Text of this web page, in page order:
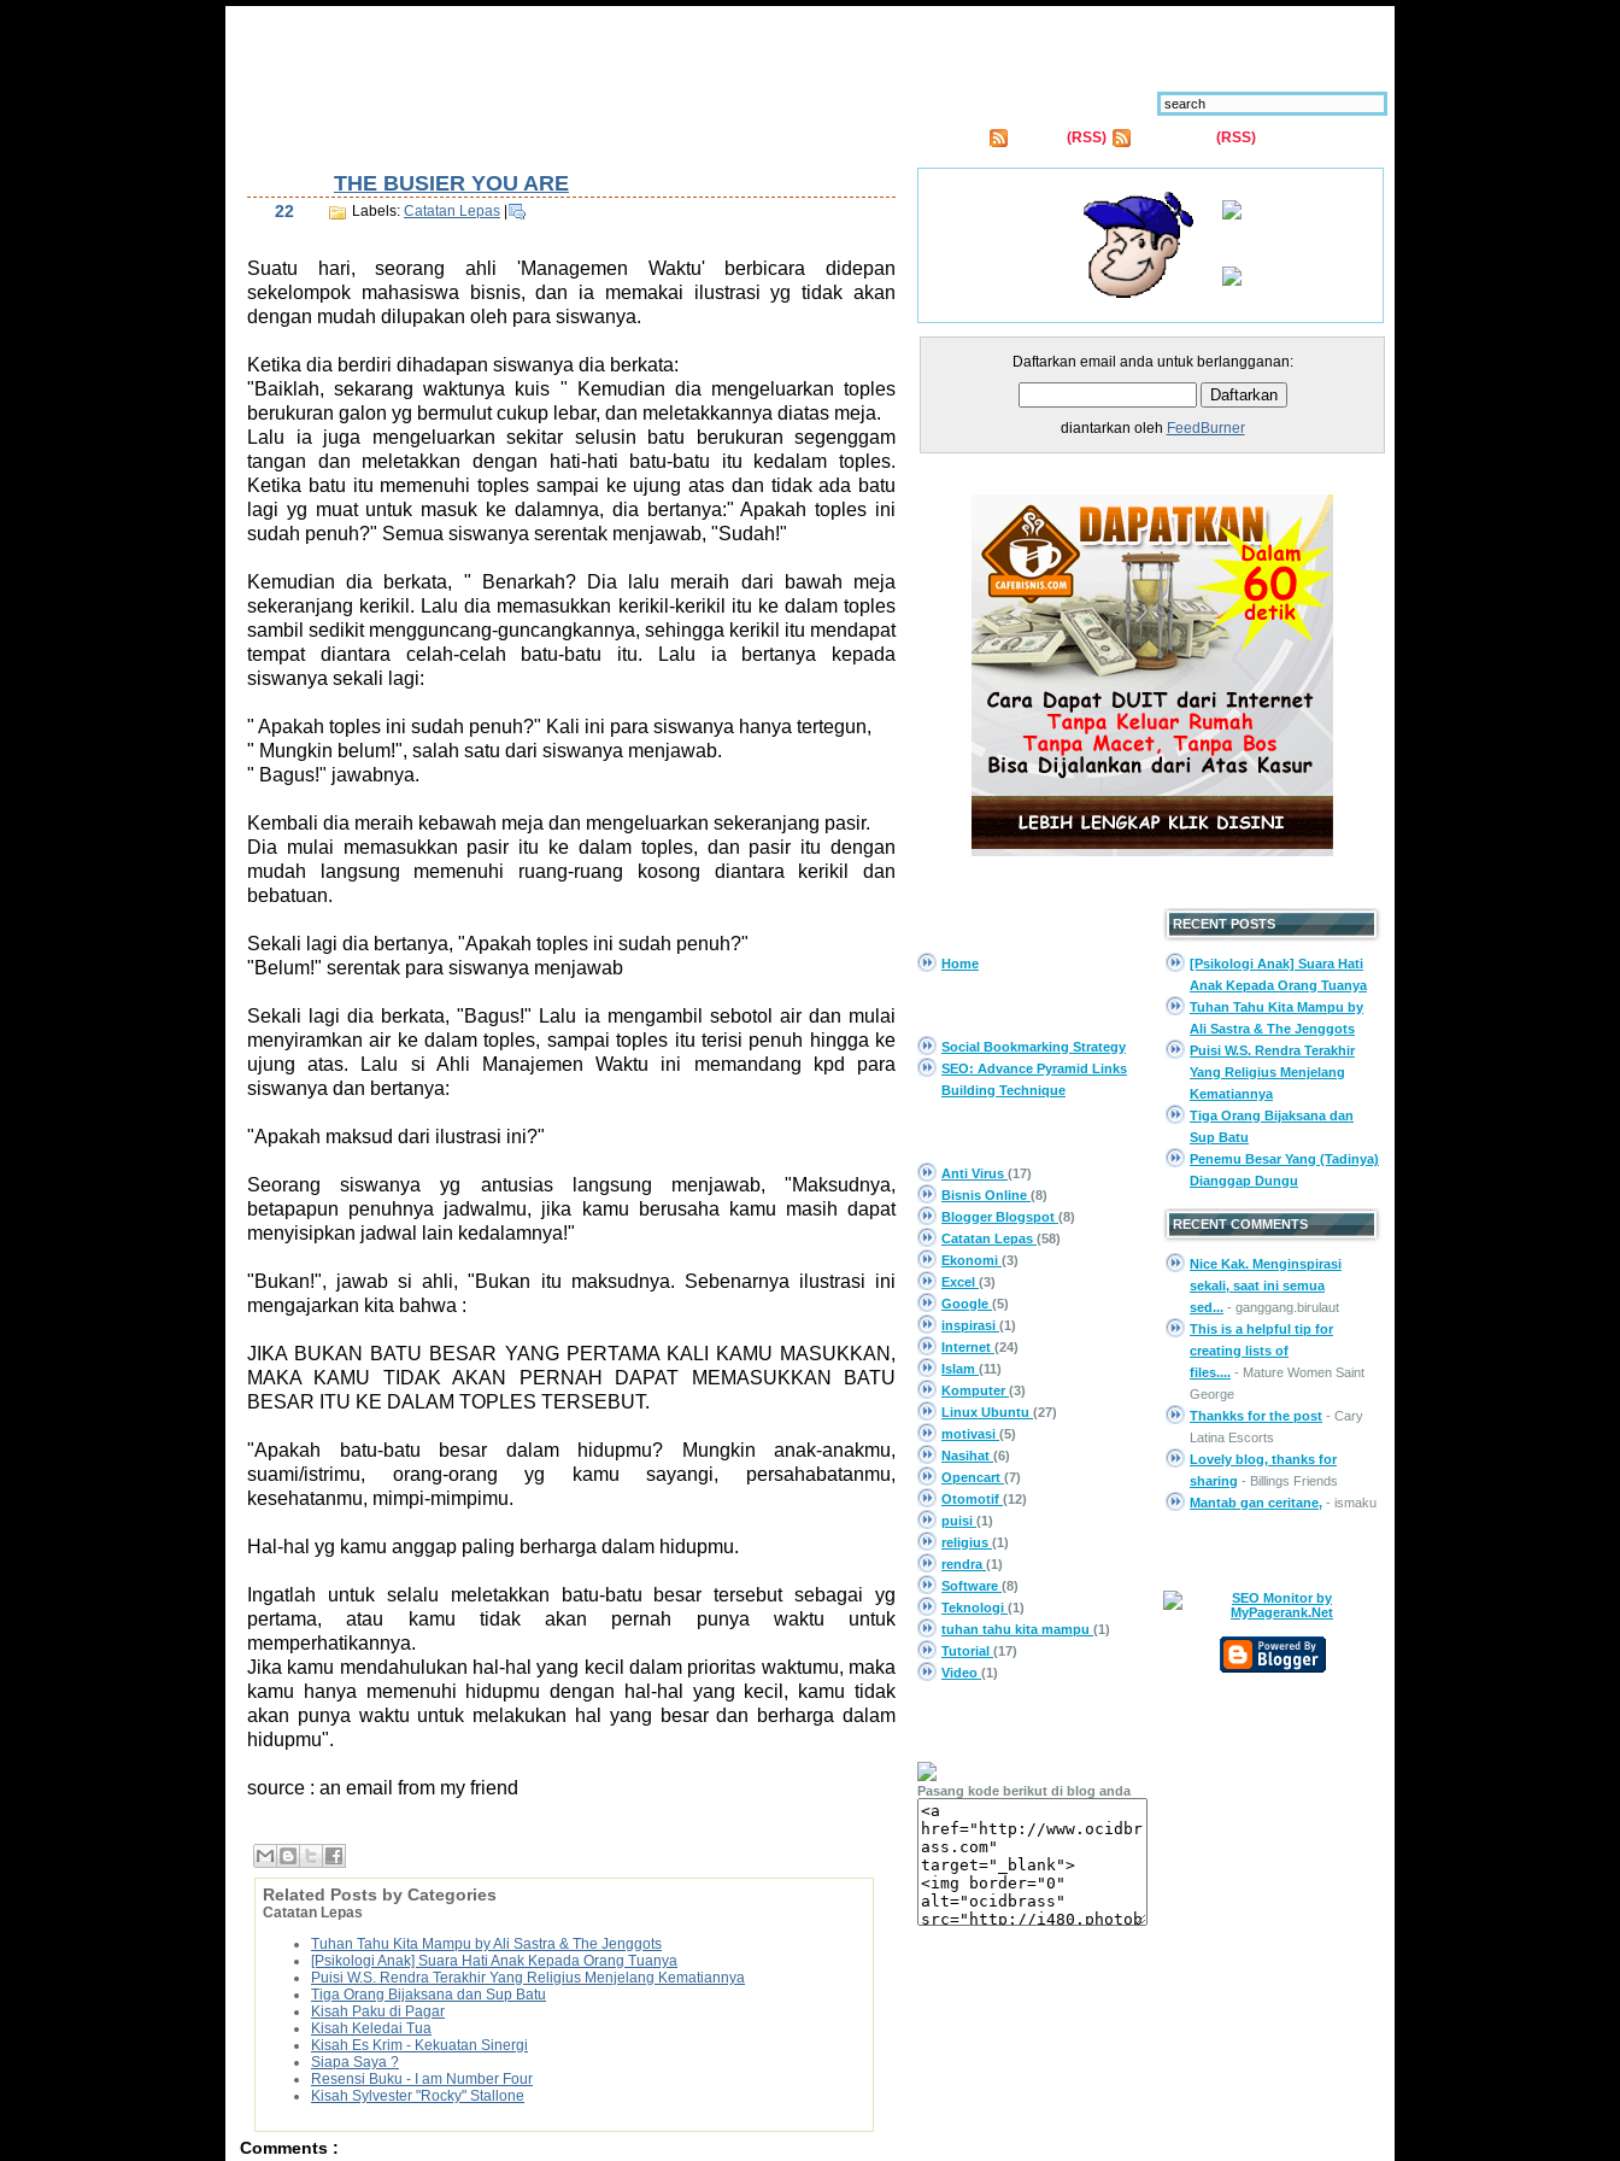
(RSS) (RSS)
22
THE BUSIER YOU ARE
Labels: Catatan Lepas
Suatu hari, seorang ahli 'Managemen Waktu' berbicara didepan
sekelompok mahasiswa bisnis, dan ia memakai ilustrasi yg tidak akan
dengan mudah dilupakan oleh para siswanya.
Ketika dia berdiri dihadapan siswanya dia berkata:
"Baiklah, sekarang waktunya kuis " Kemudian dia mengeluarkan toples
berukuran galon yg bermulut cukup lebar, dan meletakkannya diatas meja.
Lalu ia juga mengeluarkan sekitar selusin batu berukuran segenggam
tangan dan meletakkan dengan hati-hati batu-batu itu kedalam toples.
Ketika batu itu memenuhi toples sampai ke ujung atas dan tidak ada batu
lagi yg muat untuk masuk ke dalamnya, dia bertanya:" Apakah toples ini
sudah penuh?" Semua siswanya serentak menjawab, "Sudah!"
Kemudian dia berkata, " Benarkah? Dia lalu meraih dari bawah meja
sekeranjang kerikil. Lalu dia memasukkan kerikil-kerikil itu ke dalam toples
sambil sedikit mengguncang-guncangkannya, sehingga kerikil itu mendapat
tempat diantara celah-celah batu-batu itu. Lalu ia bertanya kepada
siswanya sekali lagi:
" Apakah toples ini sudah penuh?" Kali ini para siswanya hanya tertegun,
" Mungkin belum!", salah satu dari siswanya menjawab.
" Bagus!" jawabnya.
Kembali dia meraih kebawah meja dan mengeluarkan sekeranjang pasir.
Dia mulai memasukkan pasir itu ke dalam toples, dan pasir itu dengan
mudah langsung memenuhi ruang-ruang kosong diantara kerikil dan
bebatuan.
Sekali lagi dia bertanya, "Apakah toples ini sudah penuh?"
"Belum!" serentak para siswanya menjawab
Sekali lagi dia berkata, "Bagus!" Lalu ia mengambil sebotol air dan mulai
menyiramkan air ke dalam toples, sampai toples itu terisi penuh hingga ke
ujung atas. Lalu si Ahli Manajemen Waktu ini memandang kpd para
siswanya dan bertanya:
"Apakah maksud dari ilustrasi ini?"
Seorang siswanya yg antusias langsung menjawab, "Maksudnya,
betapapun penuhnya jadwalmu, jika kamu berusaha kamu masih dapat
menyisipkan jadwal lain kedalamnya!"
"Bukan!", jawab si ahli, "Bukan itu maksudnya. Sebenarnya ilustrasi ini
mengajarkan kita bahwa :
JIKA BUKAN BATU BESAR YANG PERTAMA KALI KAMU MASUKKAN,
MAKA KAMU TIDAK AKAN PERNAH DAPAT MEMASUKKAN BATU
BESAR ITU KE DALAM TOPLES TERSEBUT.
"Apakah batu-batu besar dalam hidupmu? Mungkin anak-anakmu,
suami/istrimu, orang-orang yg kamu sayangi, persahabatanmu,
kesehatanmu, mimpi-mimpimu.
Hal-hal yg kamu anggap paling berharga dalam hidupmu.
Ingatlah untuk selalu meletakkan batu-batu besar tersebut sebagai yg
pertama, atau kamu tidak akan pernah punya waktu untuk
memperhatikannya.
Jika kamu mendahulukan hal-hal yang kecil dalam prioritas waktumu, maka
kamu hanya memenuhi hidupmu dengan hal-hal yang kecil, kamu tidak
akan punya waktu untuk melakukan hal yang besar dan berharga dalam
hidupmu".
source : an email from my friend
Related Posts by Categories
Catatan Lepas
Tuhan Tahu Kita Mampu by Ali Sastra & The Jenggots
[Psikologi Anak] Suara Hati Anak Kepada Orang Tuanya
Puisi W.S. Rendra Terakhir Yang Religius Menjelang Kematiannya
Tiga Orang Bijaksana dan Sup Batu
Kisah Paku di Pagar
Kisah Keledai Tua
Kisah Es Krim - Kekuatan Sinergi
Siapa Saya ?
Resensi Buku - I am Number Four
Kisah Sylvester "Rocky" Stallone
Comments :
Daftarkan email anda untuk berlangganan:
diantarkan oleh FeedBurner
Home
Social Bookmarking Strategy
SEO: Advance Pyramid Links
Building Technique
Anti Virus (17)
Bisnis Online (8)
Blogger Blogspot (8)
Catatan Lepas (58)
Ekonomi (3)
Excel (3)
Google (5)
inspirasi (1)
Internet (24)
Islam (11)
Komputer(3)
Linux Ubuntu (27)
motivasi (5)
Nasihat (6)
Opencart (7)
Otomotif (12)
puisi (1)
religius (1)
rendra (1)
Software (8)
Teknologi (1)
tuhan tahu kita mampu (1)
Tutorial (17)
Video (1)
Pasang kode berikut di blog anda
RECENT POSTS
[Psikologi Anak] Suara Hati
Anak Kepada Orang Tuanya
Tuhan Tahu Kita Mampu by
Ali Sastra & The Jenggots
Puisi W.S. Rendra Terakhir
Yang Religius Menjelang
Kematiannya
Tiga Orang Bijaksana dan
Sup Batu
Penemu Besar Yang (Tadinya)
Dianggap Dungu
RECENT COMMENTS
Nice Kak. Menginspirasi
sekali, saat ini semua
sed... - ganggang.birulaut
This is a helpful tip for
creating lists of
files.... - Mature Women Saint
George
Thankks for the post - Cary
Latina Escorts
Lovely blog, thanks for
sharing - Billings Friends
Mantab gan ceritane, - ismaku